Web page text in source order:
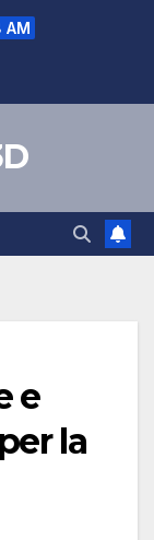
AM
e
la